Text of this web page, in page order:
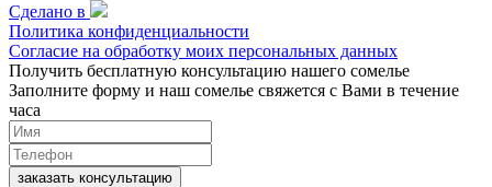
Сделано в
Политика конфиденциальности
Согласие на обработку моих персональных данных
Получить бесплатную консультацию нашего сомелье
Заполните форму и наш сомелье свяжется с Вами в течение
часа
заказать консультацию